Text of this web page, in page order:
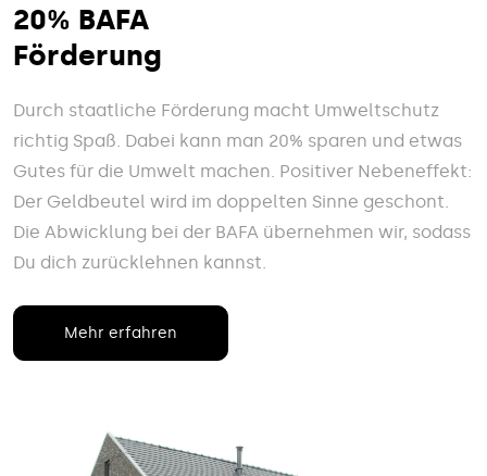
20% BAFA
Förderung
Durch staatliche Förderung macht Umweltschutz
richtig Spaß. Dabei kann man 20% sparen und etwas
Gutes für die Umwelt machen. Positiver Nebeneffekt:
Der Geldbeutel wird im doppelten Sinne geschont.
Die Abwicklung bei der BAFA übernehmen wir, sodass
Du dich zurücklehnen kannst.
Mehr erfahren